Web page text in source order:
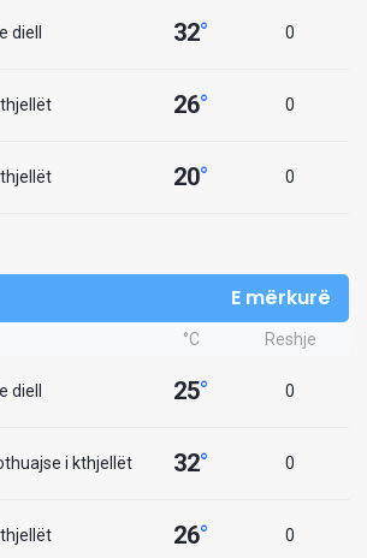
diell 32° 0
26° 0
20° 0
E mërkurë
°C Reshje
diell 25° 0
i kthjellët 32° 0
26° 0